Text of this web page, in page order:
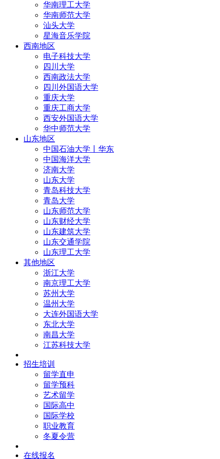
华南理工大学
华南师范大学
汕头大学
星海音乐学院
西南地区
电子科技大学
四川大学
西南政法大学
四川外国语大学
重庆大学
重庆工商大学
西安外国语大学
华中师范大学
山东地区
中国石油大学丨华东
中国海洋大学
济南大学
山东大学
青岛科技大学
青岛大学
山东师范大学
山东财经大学
山东建筑大学
山东交通学院
山东理工大学
其他地区
浙江大学
南京理工大学
苏州大学
温州大学
大连外国语大学
东北大学
南昌大学
江苏科技大学
招生培训
留学直申
留学预科
艺术留学
国际高中
国际学校
职业教育
冬夏令营
在线报名